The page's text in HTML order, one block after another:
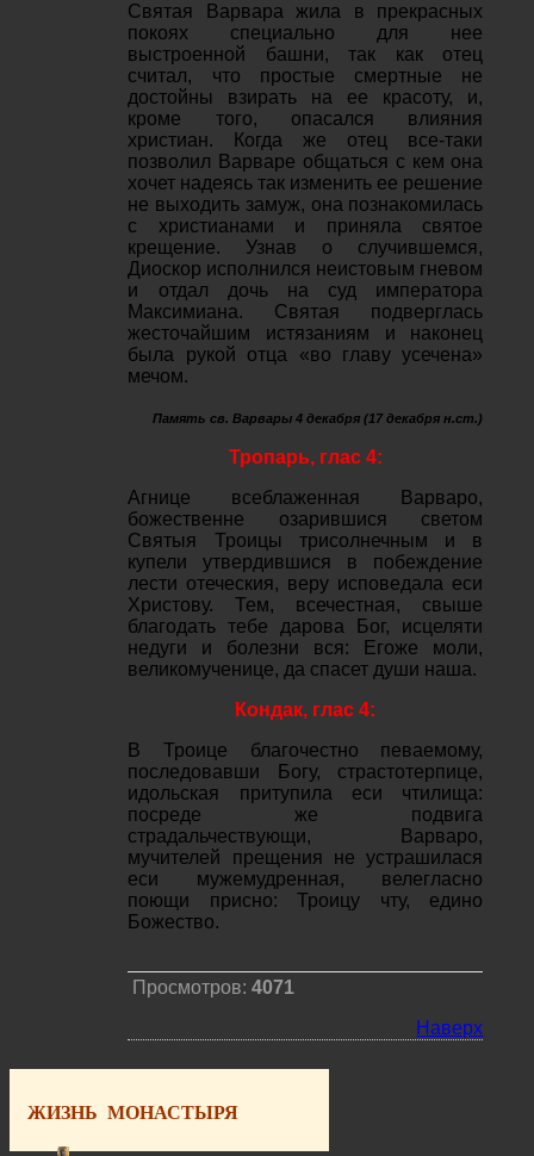
Святая Варвара жила в прекрасных
покоях специально для нее
выстроенной башни, так как отец
считал, что простые смертные не
достойны взирать на ее красоту, и,
кроме того, опасался влияния
христиан. Когда же отец все-таки
позволил Варваре общаться с кем она
хочет надеясь так изменить ее решение
не выходить замуж, она познакомилась
с христианами и приняла святое
крещение. Узнав о случившемся,
Диоскор исполнился неистовым гневом
и отдал дочь на суд императора
Максимиана. Святая подверглась
жесточайшим истязаниям и наконец
была рукой отца «во главу усечена»
мечом.
Память св. Варвары 4 декабря (17 декабря н.ст.)
Тропарь, глас 4:
Агнице всеблаженная Варваро,
божественне озарившися светом
Святыя Троицы трисолнечным и в
купели утвердившися в побеждение
лести отеческия, веру исповедала еси
Христову. Тем, всечестная, свыше
благодать тебе дарова Бог, исцеляти
недуги и болезни вся: Егоже моли,
великомученице, да спасет души наша.
Кондак, глас 4:
В Троице благочестно певаемому,
последовавши Богу, страстотерпице,
идольская притупила еси чтилища:
посреде же подвига
страдальчествующи, Варваро,
мучителей прещения не устрашилася
еси мужемудренная, велегласно
поющи присно: Троицу чту, едино
Божество.
Просмотров:4071
Наверх
ЖИЗНЬ МОНАСТЫРЯ